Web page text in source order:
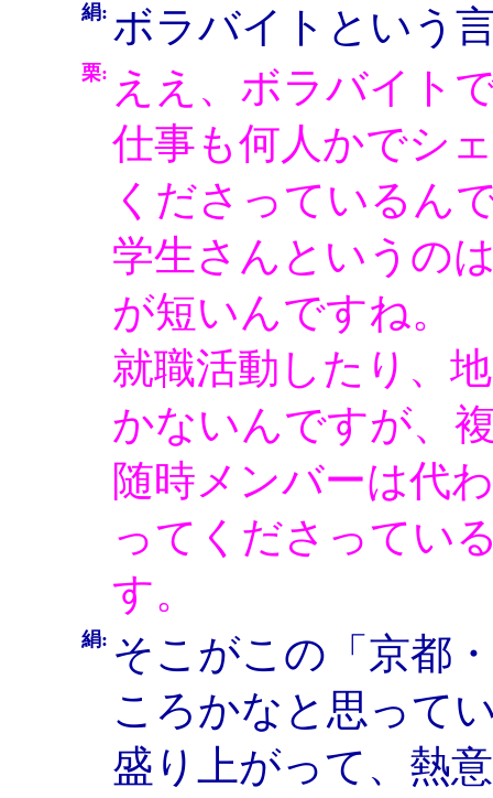
絹: ボラバイトという
栗: ええ、ボラバイト
仕事も何人かでシ
くださっているん
学生さんというの
が短いんですね。
就職活動したり、
かないんですが、
随時メンバーは代
ってくださってい
す。
絹: そこがこの「京都
ころかなと思って
盛り上がって、熱